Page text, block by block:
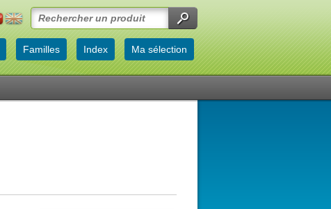
Familles Index Ma sélection